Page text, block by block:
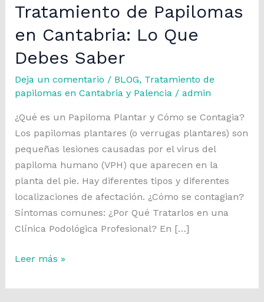
Tratamiento de Papilomas
en Cantabria: Lo Que
Debes Saber
Deja un comentario / BLOG, Tratamiento de
papilomas en Cantabria y Palencia/ admin
¿Qué es un Papiloma Plantar y Cómo se Contagia?
Los papilomas plantares (o verrugas plantares) son
pequeñas lesiones causadas por el virus del
papiloma humano (VPH) que aparecen en la
planta del pie. Hay diferentes tipos y diferentes
localizaciones de afectación. ¿Cómo se contagian?
Síntomas comunes: ¿Por Qué Tratarlos en una
Clínica Podológica Profesional? En […]
Tratamiento
Papilomas
Leer más »